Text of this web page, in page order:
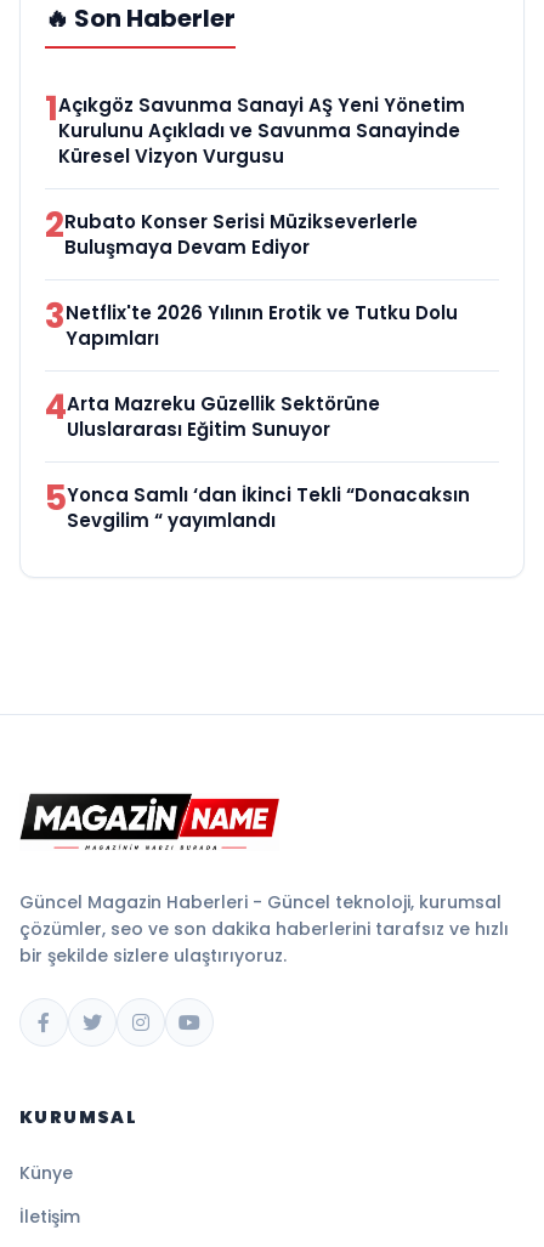
🔥 Son Haberler
1Açıkgöz Savunma Sanayi AŞ Yeni Yönetim
Kurulunu Açıkladı ve Savunma Sanayinde
Küresel Vizyon Vurgusu
2Rubato Konser Serisi Müzikseverlerle
Buluşmaya Devam Ediyor
3Netflix'te 2026 Yılının Erotik ve Tutku Dolu
Yapımları
4Arta Mazreku Güzellik Sektörüne
Uluslararası Eğitim Sunuyor
5Yonca Samlı ‘dan İkinci Tekli “Donacaksın
Sevgilim “ yayımlandı
Güncel Magazin Haberleri - Güncel teknoloji, kurumsal
çözümler, seo ve son dakika haberlerini tarafsız ve hızlı
bir şekilde sizlere ulaştırıyoruz.
KURUMSAL
Künye
İletişim